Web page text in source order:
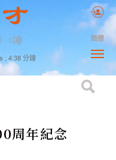
, 4:38 分鐘
簡體
周年紀念